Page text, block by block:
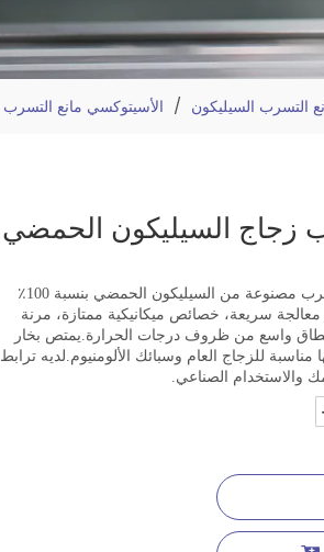
التسرب السيليكون / الأسيتوكسي مانع التسرب
SS2610 عبارة عن مادة مانعة للتسرب مصنوعة من السيليكون الحمضي بنسبة 100٪
سريعة، خصائص ميكانيكية ممتازة، مرنة
واسع من ظروف درجات الحرارة.يمتص بخار
مناسبة للزجاج العام وسبائك الألومنيوم.لديه ترابط
والاستخدام الصناعي.